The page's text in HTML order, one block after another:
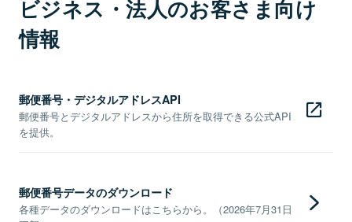
ビジネス・法人のお客さま向け
情報
郵便番号・デジタルアドレスAPI
郵便番号とデジタルアドレスから住所を取得できる公式API
を提供。
郵便番号データのダウンロード
各種データのダウンロードはこちらから。（2026年7月31日